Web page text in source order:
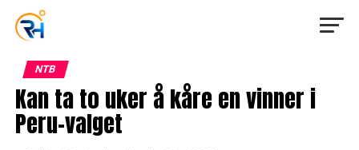
NTB
Kan ta to uker å kåre en vinner i
Peru-valget